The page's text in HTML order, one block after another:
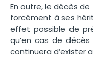
En outre, le décès
forcément à ses
effet possible de
qu’en cas de
continuera d’exister